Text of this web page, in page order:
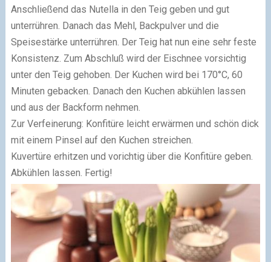
Anschließend das Nutella in den Teig geben und gut
unterrühren. Danach das Mehl, Backpulver und die
Speisestärke unterrühren. Der Teig hat nun eine sehr feste
Konsistenz. Zum Abschluß wird der Eischnee vorsichtig
unter den Teig gehoben. Der Kuchen wird bei 170°C, 60
Minuten gebacken. Danach den Kuchen abkühlen lassen
und aus der Backform nehmen.
Zur Verfeinerung: Konfitüre leicht erwärmen und schön dick
mit einem Pinsel auf den Kuchen streichen.
Kuvertüre erhitzen und vorichtig über die Konfitüre geben.
Abkühlen lassen. Fertig!